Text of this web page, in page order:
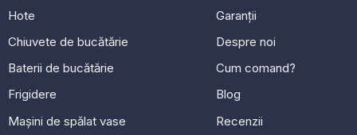
Hote
Chiuvete de bucătărie
Baterii de bucătărie
Frigidere
Mașini de spălat vase
Garanții
Despre noi
Cum comand?
Blog
Recenzii